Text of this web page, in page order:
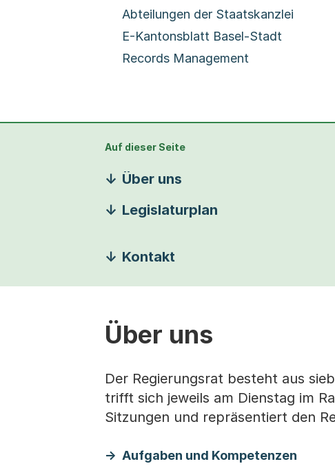
Abteilungen der Staatskanzlei
E-Kantonsblatt Basel-Stadt
Records Management
Auf dieser Seite
Über uns
Legislaturplan
Kontakt
Über uns
Der Regierungsrat besteht aus
trifft sich jeweils am Dienstag im
Sitzungen und repräsentiert den
Aufgaben und Kompetenzen